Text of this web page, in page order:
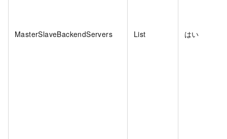
MasterSlaveBackendServers List はい